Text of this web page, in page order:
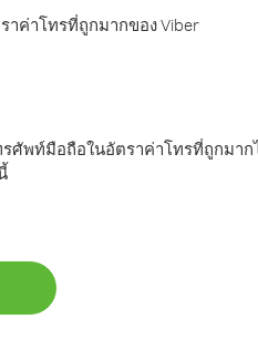
าค่าโทรที่ถูกมากของ Viber
ศัพท์มือถือในอัตราค่าโทรที่ถูกมา